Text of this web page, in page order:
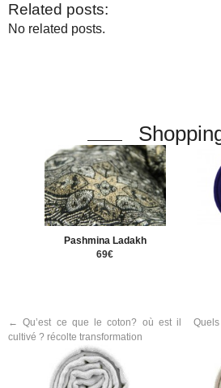
Related posts:
No related posts.
Pashmina Ladakh
69€
← Qu’est ce que le coton? où est il
cultivé ? récolte transformation
Quels